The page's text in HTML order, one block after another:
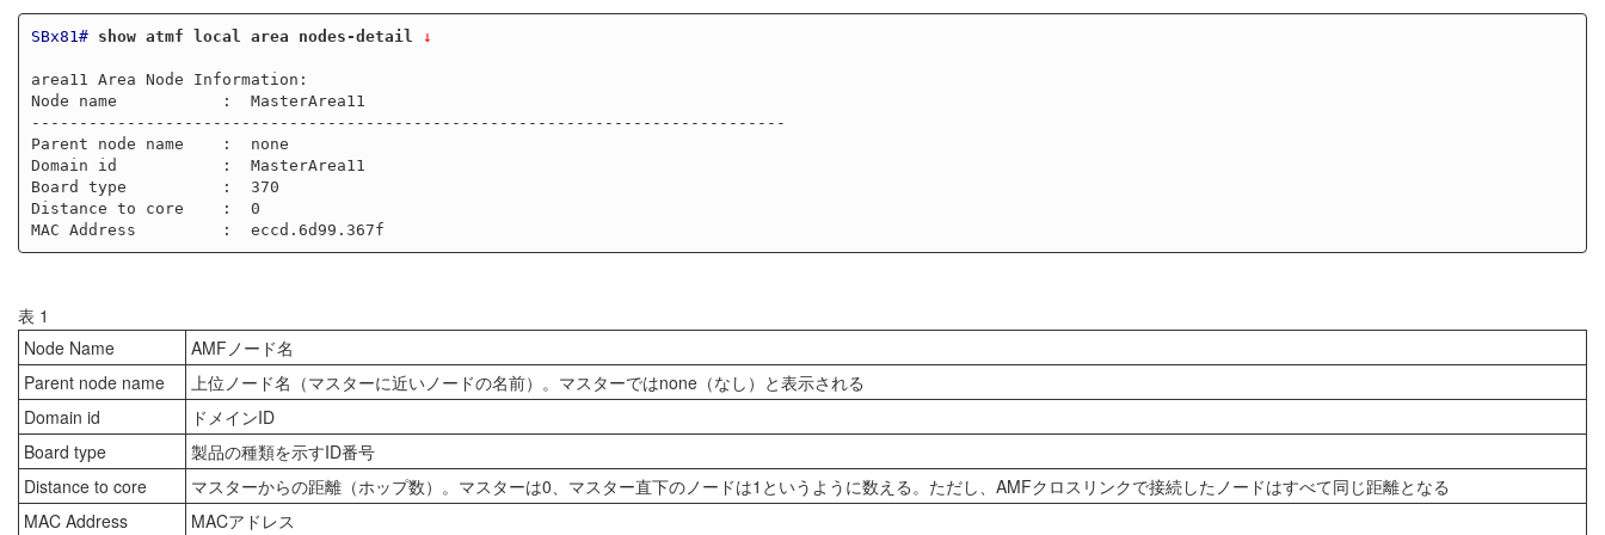
SBx81# show atmf local area nodes-detail ↓
area11 Area Node Information:
Node name           :  MasterArea11
-------------------------------------------------------------------------------
Parent node name    :  none
Domain id           :  MasterArea11
Board type          :  370
Distance to core    :  0
表 1
Node Name
AMFノード名
Parent node name
上位ノード名（マスターに近いノードの名前）。マスターではnone（なし）と表示される
Domain id
ドメインID
Board type
製品の種類を示すID番号
Distance to core
マスターからの距離（ホップ数）。マスターは0、マスター直下のノードは1というように数える。ただし、AMFクロスリンクで接続したノードはすべて同じ距離となる
MAC Address
MACアドレス